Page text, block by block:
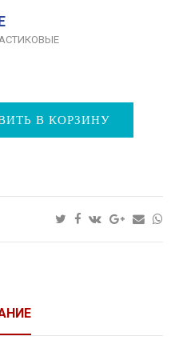
В КОРЗИНУ